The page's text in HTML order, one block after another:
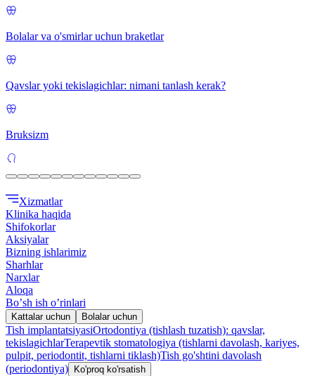
Bolalar va o'smirlar uchun braketlar
Qavslar yoki tekislagichlar: nimani tanlash kerak?
Bruksizm
Xizmatlar
Klinika haqida
Shifokorlar
Aksiyalar
Bizning ishlarimiz
Sharhlar
Narxlar
Aloqa
Boʼsh ish oʼrinlari
Kattalar uchun Bolalar uchun
Tish implantatsiyasiOrtodontiya (tishlash tuzatish): qavslar,
tekislagichlarTerapevtik stomatologiya (tishlarni davolash, kariyes,
pulpit, periodontit, tishlarni tiklash)Tish go'shtini davolash
(periodontiya)
Ko'proq ko'rsatish